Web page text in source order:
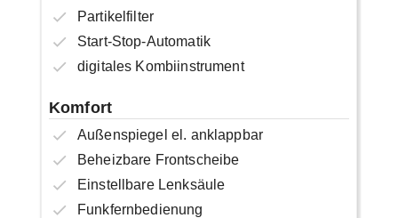
Partikelfilter
Start-Stop-Automatik
digitales Kombiinstrument
Komfort
Außenspiegel el. anklappbar
Beheizbare Frontscheibe
Einstellbare Lenksäule
Funkfernbedienung